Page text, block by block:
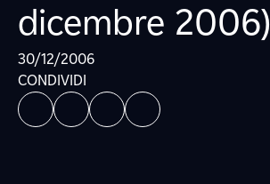
dicembre 2006)
30/12/2006
CONDIVIDI